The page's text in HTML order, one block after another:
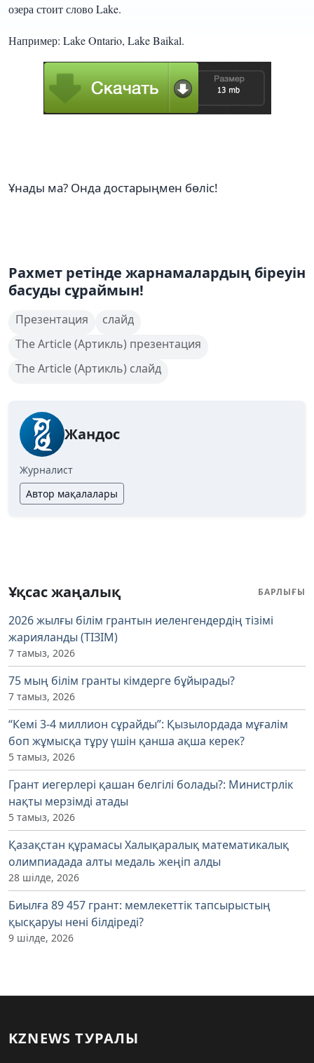
озера стоит слово Lake.
Например: Lake Ontario, Lake Baikal.
Ұнады ма? Онда достарыңмен бөліс!
Рахмет ретінде жарнамалардың біреуін
басуды сұраймын!
Презентация
слайд
The Article (Артикль) презентация
The Article (Артикль) слайд
Жандос
Журналист
Автор мақалалары
Ұқсас жаңалық БАРЛЫҒЫ
2026 жылғы білім грантын иеленгендердің тізімі
жарияланды (ТІЗІМ)
7 тамыз, 2026
75 мың білім гранты кімдерге бұйырады?
7 тамыз, 2026
“Кемі 3-4 миллион сұрайды”: Қызылордада мұғалім
боп жұмысқа тұру үшін қанша ақша керек?
5 тамыз, 2026
Грант иегерлері қашан белгілі болады?: Министрлік
нақты мерзімді атады
5 тамыз, 2026
Қазақстан құрамасы Халықаралық математикалық
олимпиадада алты медаль жеңіп алды
28 шілде, 2026
Биылға 89 457 грант: мемлекеттік тапсырыстың
қысқаруы нені білдіреді?
9 шілде, 2026
KZNEWS ТУРАЛЫ